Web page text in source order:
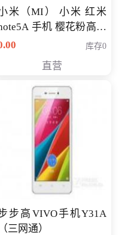
米（MI） 小米 红米
手机 樱花粉高配
全网通(3G+32G)
库存0
直营
步高VIVO手机Y31A
（三网通）